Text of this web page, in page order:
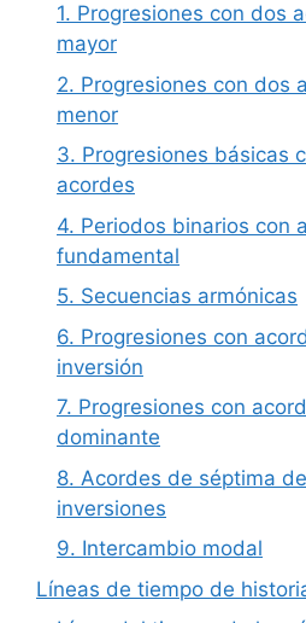
1. Progresiones con dos
mayor
2. Progresiones con dos
menor
3. Progresiones básicas
acordes
4. Periodos binarios con
fundamental
5. Secuencias armónicas
6. Progresiones con
inversión
7. Progresiones con
dominante
8. Acordes de séptima
inversiones
9. Intercambio modal
Líneas de tiempo de